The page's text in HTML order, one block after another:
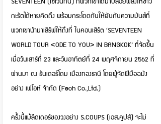
กะรัตได้หายคิดถึง พร้อมกระโดดกันให้ยับกับความมันส์ที่
พวกเขานำมาเสิร์ฟให้ถึงที่ ในคอนเสิร์ต ‘SEVENTEEN
WORLD TOUR <ODE TO YOU> IN BANGKOK’ ที่จัดขึ้น
เมื่อวันเสาร์ที่ 23 และวันอาทิตย์ที่ 24 พฤศจิกายน 2562 ที่
ผ่านมา ณ ธันเดอร์โดม เมืองทองธานี โดยผู้จัดฝีมือฉมัง
อย่าง เฟโอห์ จำกัด (Feoh Co.,Ltd.)
ครั้งนี้แม้ลีดเดอร์ของวงอย่าง S.COUPS (เอส.คูปส์) จะไม่